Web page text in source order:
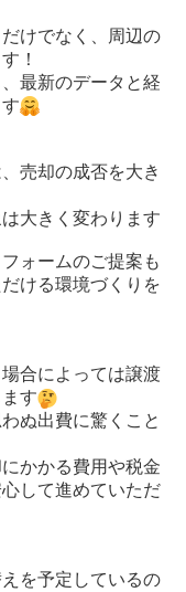
けでなく、周辺の
！
最新のデータと経
売却の成否を大き
大きく変わります
ォームのご提案も
ける環境づくりを
合によっては譲渡
す
ぬ出費に驚くこと
かかる費用や税金
して進めていただ
を予定しているの